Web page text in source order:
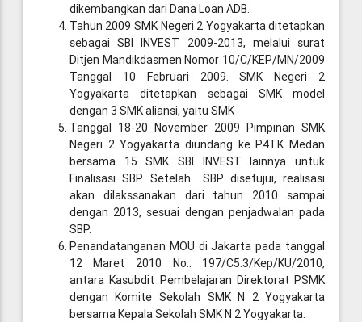
dikembangkan dari Dana Loan ADB.
Tahun 2009 SMK Negeri 2 Yogyakarta ditetapkan
sebagai SBI INVEST 2009-2013, melalui surat
Ditjen Mandikdasmen Nomor 10/C/KEP/MN/2009
Tanggal 10 Februari 2009. SMK Negeri 2
Yogyakarta ditetapkan sebagai SMK model
dengan 3 SMK aliansi, yaitu SMK
Tanggal 18-20 November 2009 Pimpinan SMK
Negeri 2 Yogyakarta diundang ke P4TK Medan
bersama 15 SMK SBI INVEST lainnya untuk
Finalisasi SBP. Setelah SBP disetujui, realisasi
akan dilakssanakan dari tahun 2010 sampai
dengan 2013, sesuai dengan penjadwalan pada
SBP.
Penandatanganan MOU di Jakarta pada tanggal
12 Maret 2010 No.: 197/C5.3/Kep/KU/2010,
antara Kasubdit Pembelajaran Direktorat PSMK
dengan Komite Sekolah SMK N 2 Yogyakarta
bersama Kepala Sekolah SMK N 2 Yogyakarta.